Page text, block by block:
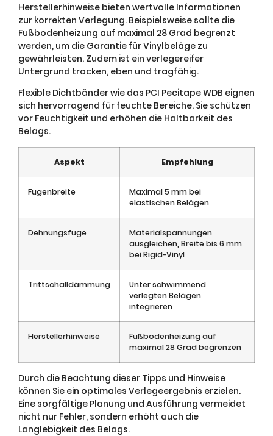
Herstellerhinweise bieten wertvolle Informationen
zur korrekten Verlegung. Beispielsweise sollte die
Fußbodenheizung auf maximal 28 Grad begrenzt
werden, um die Garantie für Vinylbeläge zu
gewährleisten. Zudem ist ein verlegereifer
Untergrund trocken, eben und tragfähig.
Flexible Dichtbänder wie das PCI Pecitape WDB eignen
sich hervorragend für feuchte Bereiche. Sie schützen
vor Feuchtigkeit und erhöhen die Haltbarkeit des
Belags.
Aspekt Empfehlung
Fugenbreite
Maximal 5 mm bei
elastischen Belägen
Dehnungsfuge
Materialspannungen
ausgleichen, Breite bis 6 mm
bei Rigid-Vinyl
Trittschalldämmung
Unter schwimmend
verlegten Belägen
integrieren
Herstellerhinweise
Fußbodenheizung auf
maximal 28 Grad begrenzen
Durch die Beachtung dieser Tipps und Hinweise
können Sie ein optimales Verlegeergebnis erzielen.
Eine sorgfältige Planung und Ausführung vermeidet
nicht nur Fehler, sondern erhöht auch die
Langlebigkeit des Belags.